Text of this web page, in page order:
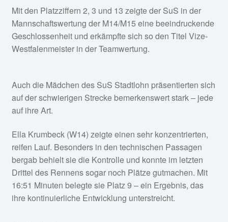
Mit den Platzziffern 2, 3 und 13 zeigte der SuS in der
Mannschaftswertung der M14/M15 eine beeindruckende
Geschlossenheit und erkämpfte sich so den Titel Vize-
Westfalenmeister in der Teamwertung.
Auch die Mädchen des SuS Stadtlohn präsentierten sich
auf der schwierigen Strecke bemerkenswert stark – jede
auf ihre Art.
Ella Krumbeck (W14) zeigte einen sehr konzentrierten,
reifen Lauf. Besonders in den technischen Passagen
bergab behielt sie die Kontrolle und konnte im letzten
Drittel des Rennens sogar noch Plätze gutmachen. Mit
16:51 Minuten belegte sie Platz 9 – ein Ergebnis, das
ihre kontinuierliche Entwicklung unterstreicht.